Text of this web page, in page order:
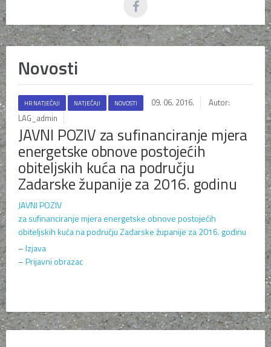
Novosti
HR NATJEČAJI NATJEČAJI NOVOSTI 09. 06. 2016.
Autor:
LAG_admin
JAVNI POZIV za sufinanciranje mjera
energetske obnove postojećih
obiteljskih kuća na području
Zadarske županije za 2016. godinu
JAVNI POZIV
za sufinanciranje mjera energetske obnove postojećih
obiteljskih kuća na području Zadarske županije za 2016. godinu
–Izjava
–Prijavni obrazac